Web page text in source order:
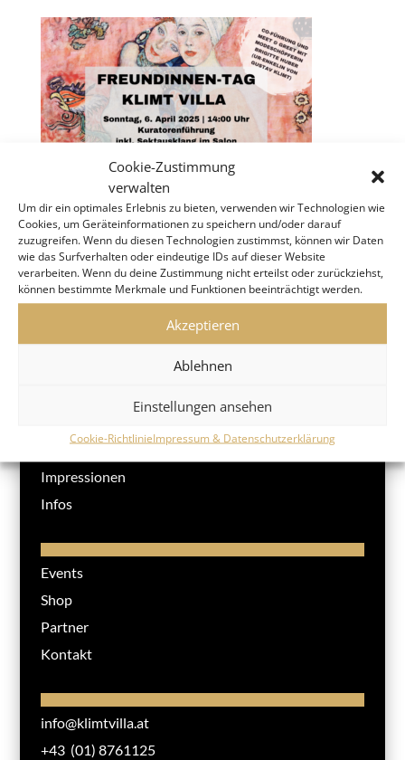
Cookie-Zustimmung
verwalten
Um dir ein optimales Erlebnis zu bieten, verwenden wir Technologien wie
Cookies, um Geräteinformationen zu speichern und/oder darauf
zuzugreifen. Wenn du diesen Technologien zustimmst, können wir Daten
wie das Surfverhalten oder eindeutige IDs auf dieser Website
verarbeiten. Wenn du deine Zustimmung nicht erteilst oder zurückziehst,
können bestimmte Merkmale und Funktionen beeinträchtigt werden.
Akzeptieren
Ablehnen
Einstellungen ansehen
Cookie-RichtlinieImpressum & Datenschutzerklärung
KLIMT VILLA WIEN
Ausstellung
Impressionen
Infos
Events
Shop
Partner
Kontakt
info@klimtvilla.at
+43 (01) 8761125